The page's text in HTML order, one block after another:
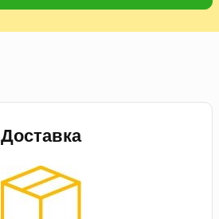
Доставка